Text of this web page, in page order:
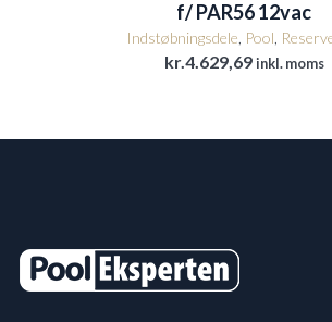
f/ PAR56 12vac
Indstøbningsdele Pool
kr.4.629,69 inkl. moms